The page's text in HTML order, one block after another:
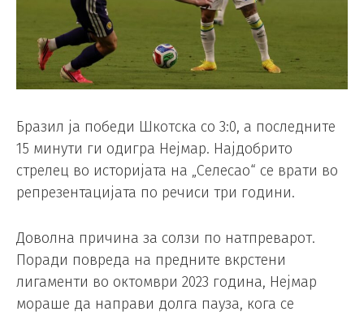
Бразил ја победи Шкотска со 3:0, а последните
15 минути ги одигра Нејмар. Најдобрито
стрелец во историјата на „Селесао“ се врати во
репрезентацијата по речиси три години.
Доволна причина за солзи по натпреварот.
Поради повреда на предните вкрстени
лигаменти во октомври 2023 година, Нејмар
мораше да направи долга пауза, кога се